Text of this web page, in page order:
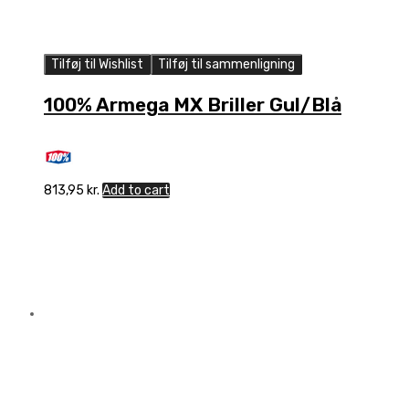
Tilføj til Wishlist Tilføj til sammenligning
100% Armega MX Briller Gul/Blå
813,95 kr. Add to cart